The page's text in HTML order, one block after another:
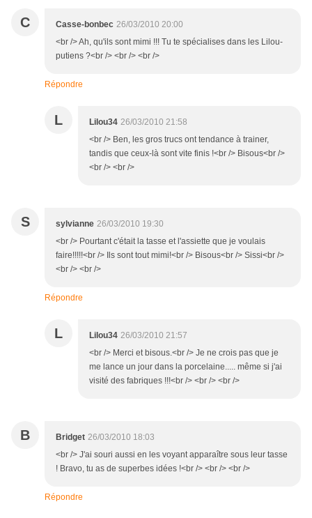
C Casse-bonbec 26/03/2010 20:00
<br /> Ah, qu'ils sont mimi !!! Tu te spécialises dans les Lilou-
putiens ?<br /> <br /> <br />
Répondre
L Lilou34 26/03/2010 21:58
<br /> Ben, les gros trucs ont tendance à trainer,
tandis que ceux-là sont vite finis !<br /> Bisous<br />
<br /> <br />
S sylvianne 26/03/2010 19:30
<br /> Pourtant c'était la tasse et l'assiette que je voulais
faire!!!!!<br /> Ils sont tout mimi!<br /> Bisous<br /> Sissi<br />
<br /> <br />
Répondre
L Lilou34 26/03/2010 21:57
<br /> Merci et bisous.<br /> Je ne crois pas que je
me lance un jour dans la porcelaine..... même si j'ai
visité des fabriques !!!<br /> <br /> <br />
B Bridget 26/03/2010 18:03
<br /> J'ai souri aussi en les voyant apparaître sous leur tasse
! Bravo, tu as de superbes idées !<br /> <br /> <br />
Répondre